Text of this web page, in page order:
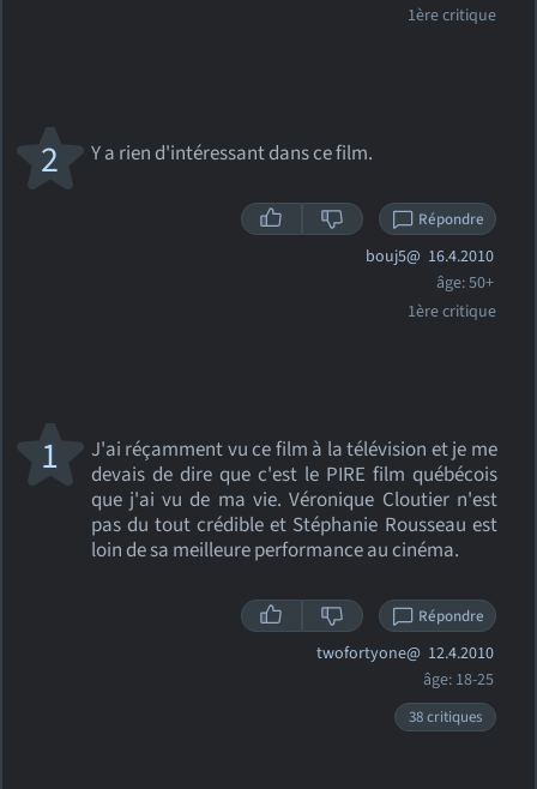
1ère critique
Y a rien d'intéressant dans ce film.
2
Répondre
bouj5@ 16.4.2010
âge: 50+
1ère critique
J'ai réçamment vu ce film à la télévision et je me
devais de dire que c'est le PIRE film québécois
que j'ai vu de ma vie. Véronique Cloutier n'est
pas du tout crédible et Stéphanie Rousseau est
loin de sa meilleure performance au cinéma.
1
Répondre
twofortyone@ 12.4.2010
âge: 18-25
38 critiques